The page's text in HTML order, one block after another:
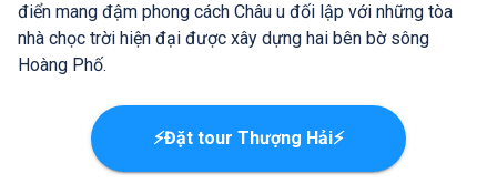
điển mang đậm phong cách Châu u đối lập với những tòa
nhà chọc trời hiện đại được xây dựng hai bên bờ sông
Hoàng Phố.
⚡Đặt tour Thượng Hải⚡